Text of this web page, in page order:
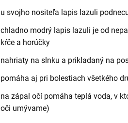
u svojho nositeľa lapis lazuli
chladno modrý lapis lazuli je od
kŕče a horúčky
nahriaty na slnku a prikladaný na
pomáha aj pri bolestiach všetkého
na zápal očí pomáha teplá voda, v
oči umývame)